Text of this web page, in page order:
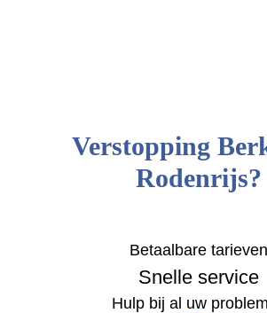
Verstopping
Rodenrijs?
Betaalbare tarieven
Snelle service
Hulp bij al uw